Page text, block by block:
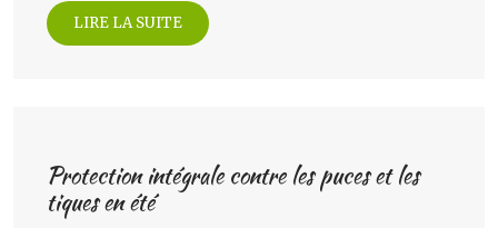
LIRE LA SUITE
Protection intégrale contre les puces et les
tiques en été